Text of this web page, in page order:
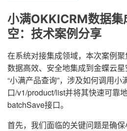
小满OKKICRM数据集
空：技术案例分享
在系统对接集成领域，本次案例
数据高效、安全地集成到金蝶云
“小满产品查询”，涉及如何调用小
口/v1/product/list并将其快速可靠
batchSave接口。
首先，我们面临的关键问题是确